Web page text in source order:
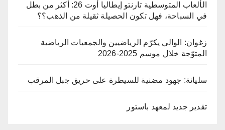
الألعاب المتوسطية تارنتو إيطاليا أوت 26: أكثر من بطل
في السباحة، فهل تكون الحصيلة ثقيلة من الذهب؟؟
زغوان: الوالي يكرّم الرياضيين والجمعيات الرياضية
المتوّجة خلال موسم 2025-2026
سليانة: جهود مضنية للسيطرة على حريق جبل المرقب
تقدير جديد لمعهد باستور